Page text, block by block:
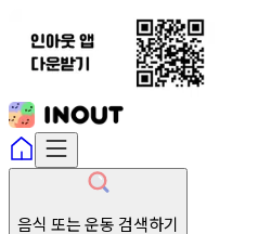
음식 또는 운동 검색하기